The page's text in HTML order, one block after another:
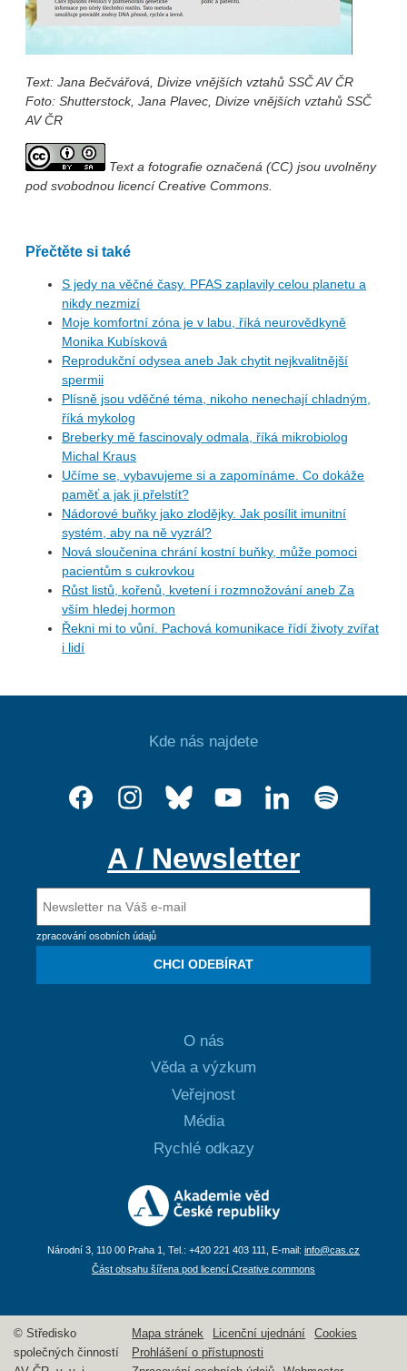
Text: Jana Bečvářová, Divize vnějších vztahů SSČ AV ČR
Foto: Shutterstock, Jana Plavec, Divize vnějších vztahů SSČ
AV ČR
Text a fotografie označená (CC) jsou uvolněny
pod svobodnou licencí Creative Commons.
Přečtěte si také
S jedy na věčné časy. PFAS zaplavily celou planetu a
nikdy nezmizí
Moje komfortní zóna je v labu, říká neurovědkyně
Monika Kubísková
Reprodukční odysea aneb Jak chytit nejkvalitnější
spermii
Plísně jsou vděčné téma, nikoho nenechají chladným,
říká mykolog
Breberky mě fascinovaly odmala, říká mikrobiolog
Michal Kraus
Učíme se, vybavujeme si a zapomínáme. Co dokáže
paměť a jak ji přelstít?
Nádorové buňky jako zlodějky. Jak posílit imunitní
systém, aby na ně vyzrál?
Nová sloučenina chrání kostní buňky, může pomoci
pacientům s cukrovkou
Růst listů, kořenů, kvetení i rozmnožování aneb Za
vším hledej hormon
Řekni mi to vůní. Pachová komunikace řídí životy zvířat
i lidí
Kde nás najdete
A / Newsletter
zpracování osobních údajů
CHCI ODEBÍRAT
O nás
Věda a výzkum
Veřejnost
Média
Rychlé odkazy
Národní 3, 110 00 Praha 1, Tel.: +420 221 403 111, E-mail: info@cas.cz
Část obsahu šířena pod licencí Creative commons
© Středisko
společných činností
Mapa stránek Licenční ujednání
Cookies
Prohlášení o přístupnosti